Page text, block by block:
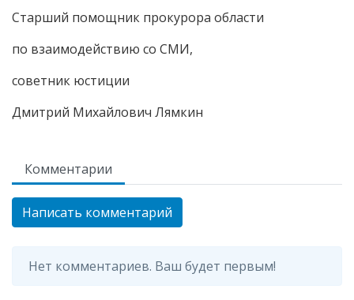
Старший помощник прокурора области
по взаимодействию со СМИ,
советник юстиции
Дмитрий Михайлович Лямкин
Комментарии
Написать комментарий
Нет комментариев. Ваш будет первым!